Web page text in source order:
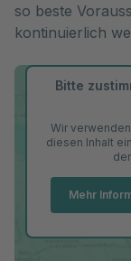
Bitte
Wir
diesen Inhalt
Mehr
so beste
kontinuierlich